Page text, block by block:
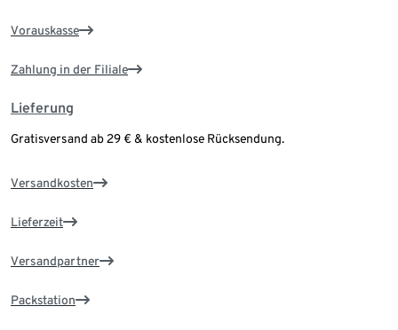
Vorauskasse
Zahlung in der Filiale
Lieferung
Gratisversand ab 29 € & kostenlose Rücksendung.
Versandkosten
Lieferzeit
Versandpartner
Packstation